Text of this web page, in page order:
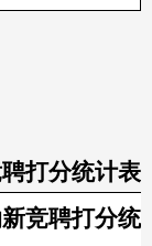
打分统计表
竞聘打分统